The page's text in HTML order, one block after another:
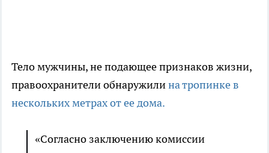
Тело мужчины, не подающее признаков жизни,
правоохранители обнаружилина тропинке в
нескольких метрах от ее дома.
«Согласно заключению комиссии